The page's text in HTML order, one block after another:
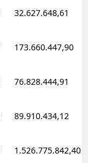
32.627.648,61
173.660.447,90
76.828.444,91
89.910.434,12
1.526.775.842,40